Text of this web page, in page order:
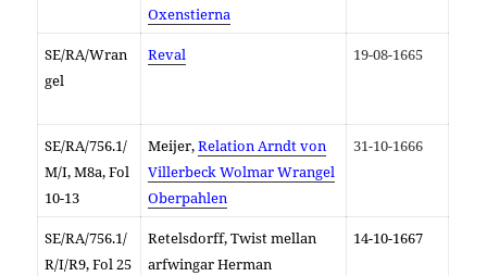
Oxenstierna
SE/RA/Wran
gel
Reval 19-08-1665
SE/RA/756.1/
M/I, M8a, Fol
10-13
Meijer,Relation Arndt von
Villerbeck Wolmar Wrangel
Oberpahlen
31-10-1666
SE/RA/756.1/
R/I/R9, Fol 25
Retelsdorff, Twist mellan
arfwingar Herman
14-10-1667